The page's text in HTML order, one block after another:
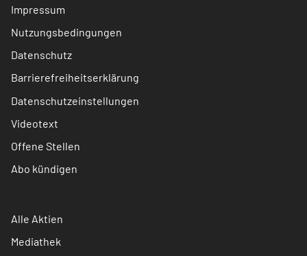
Impressum
Nutzungsbedingungen
Datenschutz
Barrierefreiheitserklärung
Datenschutzeinstellungen
Videotext
Offene Stellen
Abo kündigen
Alle Aktien
Mediathek